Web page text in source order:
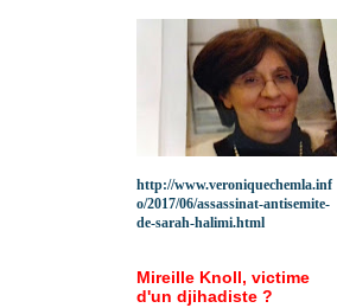
http://www.veroniquechemla.inf
o/2017/06/assassinat-antisemite-
de-sarah-halimi.html
Mireille Knoll, victime
d'un djihadiste ?